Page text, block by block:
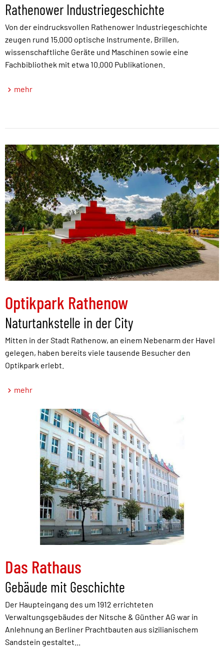
Rathenower Industriegeschichte
Von der eindrucksvollen Rathenower Industriegeschichte
zeugen rund 15.000 optische Instrumente, Brillen,
wissenschaftliche Geräte und Maschinen sowie eine
Fachbibliothek mit etwa 10.000 Publikationen.
mehr
Optikpark Rathenow
Naturtankstelle in der City
Mitten in der Stadt Rathenow, an einem Nebenarm der Havel
gelegen, haben bereits viele tausende Besucher den
Optikpark erlebt.
mehr
Das Rathaus
Gebäude mit Geschichte
Der Haupteingang des um 1912 errichteten
Verwaltungsgebäudes der Nitsche & Günther AG war in
Anlehnung an Berliner Prachtbauten aus sizilianischem
Sandstein gestaltet...